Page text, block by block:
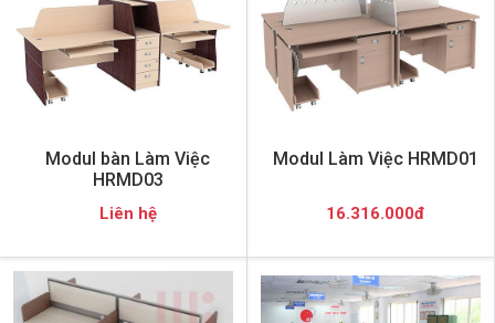
Modul bàn Làm Việc
HRMD03
Liên hệ
Modul Làm Việc HRMD01
16.316.000đ